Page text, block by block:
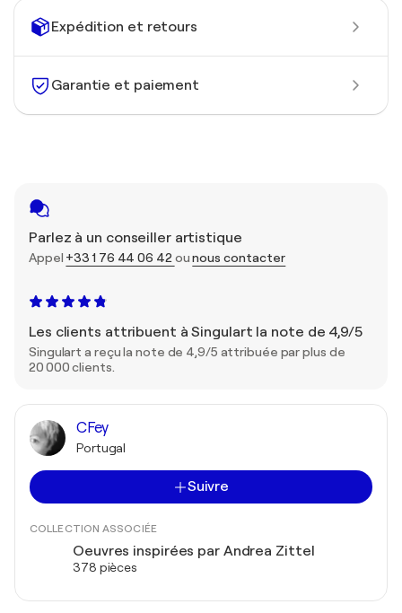
Expédition et retours
Garantie et paiement
Parlez à un conseiller artistique
Appel +33 1 76 44 06 42ounous contacter
Les clients attribuent à Singulart la note de 4,9/5
Singulart a reçu la note de 4,9/5 attribuée par plus de
20 000 clients.
CFey
Portugal
Suivre
COLLECTION ASSOCIÉE
Oeuvres inspirées par Andrea Zittel
378 pièces